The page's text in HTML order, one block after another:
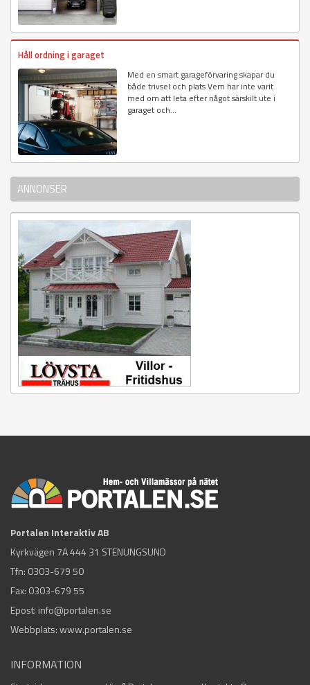
Håll ordning i garaget
Med en smart garageförvaring skapar du
både trivsel och plats Vem har inte varit
med om att leta efter något särskilt ute i
garaget och...
ANNONSER
Portalen Interaktiv AB
Kyrkvägen 7A 444 31 STENUNGSUND
Tfn: 0303-679 50
Fax: 0303-679 55
Epost: info@portalen.se
Webbplats: www.portalen.se
INFORMATION